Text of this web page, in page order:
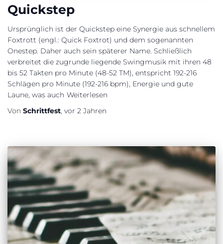
Quickstep
Ursprünglich ist der Quickstep eine Synergie aus schnellem
Foxtrott (engl.: Quick Foxtrot) und dem sogenannten
Onestep. Daher auch sein späterer Name. Schließlich
verbreitet die zugrunde liegende Swingmusik mit ihren 48
bis 52 Takten pro Minute (48-52 TM), entspricht 192-216
Schlägen pro Minute (192-216 bpm), Energie und gute
Laune, was auch Weiterlesen
Von Schrittfest, vor 2 Jahren